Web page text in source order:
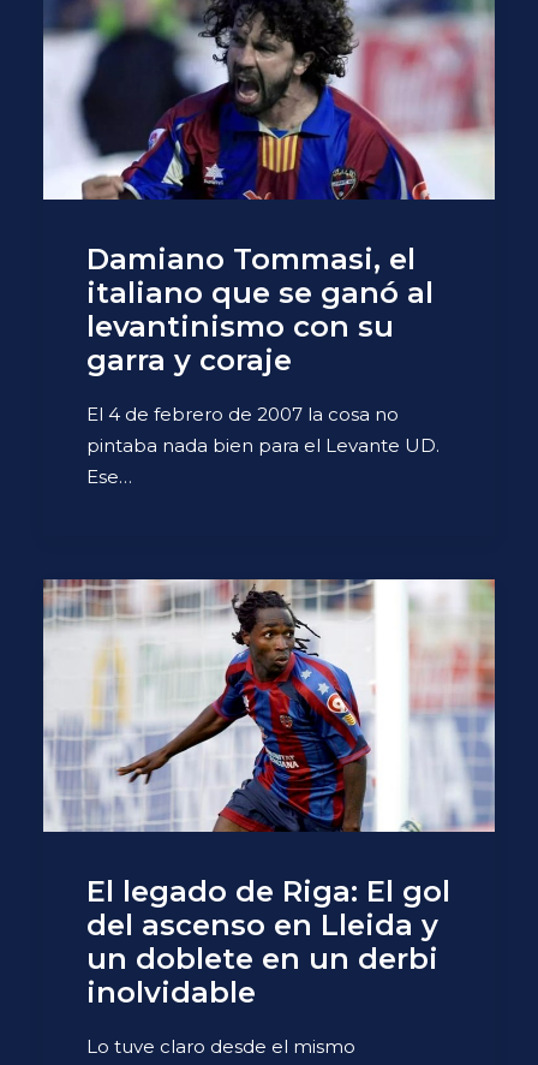
Damiano Tommasi, el
italiano que se ganó al
levantinismo con su
garra y coraje
El 4 de febrero de 2007 la cosa no
pintaba nada bien para el Levante UD.
Ese…
El legado de Riga: El gol
del ascenso en Lleida y
un doblete en un derbi
inolvidable
Lo tuve claro desde el mismo